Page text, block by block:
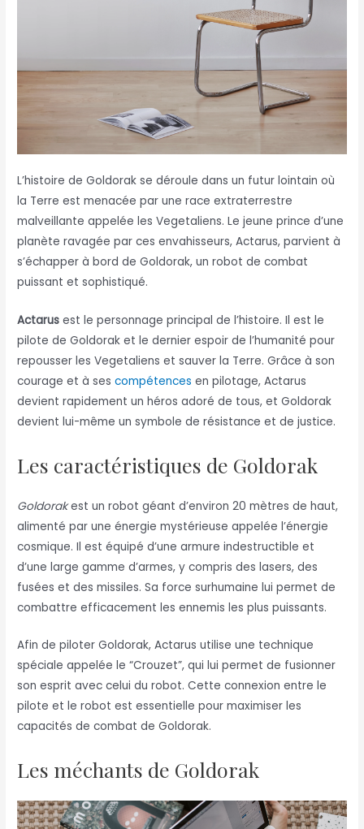
L’histoire de Goldorak se déroule dans un futur lointain où
la Terre est menacée par une race extraterrestre
malveillante appelée les Vegetaliens. Le jeune prince d’une
planète ravagée par ces envahisseurs, Actarus, parvient à
s’échapper à bord de Goldorak, un robot de combat
puissant et sophistiqué.
Actarus est le personnage principal de l’histoire. Il est le
pilote de Goldorak et le dernier espoir de l’humanité pour
repousser les Vegetaliens et sauver la Terre. Grâce à son
courage et à sescompétences en pilotage, Actarus
devient rapidement un héros adoré de tous, et Goldorak
devient lui-même un symbole de résistance et de justice.
Les caractéristiques de Goldorak
Goldorakest un robot géant d’environ 20 mètres de haut,
alimenté par une énergie mystérieuse appelée l’énergie
cosmique. Il est équipé d’une armure indestructible et
d’une large gamme d’armes, y compris des lasers, des
fusées et des missiles. Sa force surhumaine lui permet de
combattre efficacement les ennemis les plus puissants.
Afin de piloter Goldorak, Actarus utilise une technique
spéciale appelée le “Crouzet”, qui lui permet de fusionner
son esprit avec celui du robot. Cette connexion entre le
pilote et le robot est essentielle pour maximiser les
capacités de combat de Goldorak.
Les méchants de Goldorak